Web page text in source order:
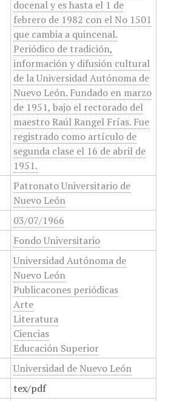
docenal y es hasta el 1 de
febrero de 1982 con el No 1501
que cambia a quincenal.
Periódico de tradición,
información y difusión cultural
de la Universidad Autónoma de
Nuevo León. Fundado en marzo
de 1951, bajo el rectorado del
maestro Raúl Rangel Frías. Fue
registrado como artículo de
segunda clase el 16 de abril de
1951.
Patronato Universitario de
Nuevo León
03/07/1966
Fondo Universitario
Universidad Autónoma de
Nuevo León
Publicacones periódicas
Arte
Literatura
Ciencias
Educación Superior
Universidad de Nuevo León
tex/pdf